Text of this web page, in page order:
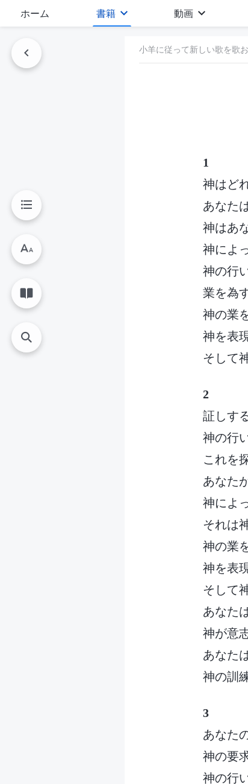
ホーム 書籍 動画
小羊に従って新しい歌を歌
1
神はど
あなた
神はあ
神によ
神の行
業を為
神の業
神を表
そして
2
証しす
神の行
これを
あなた
神によ
それは
神の業
神を表
そして
あなた
神が意
あなた
神の訓
3
あなた
神の要
神の行